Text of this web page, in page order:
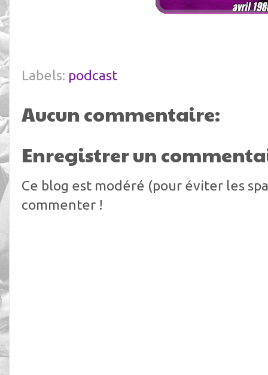
Labels: podcast
Aucun commentaire:
Enregistrer un
Ce blog est modéré (pour éviter les
commenter !